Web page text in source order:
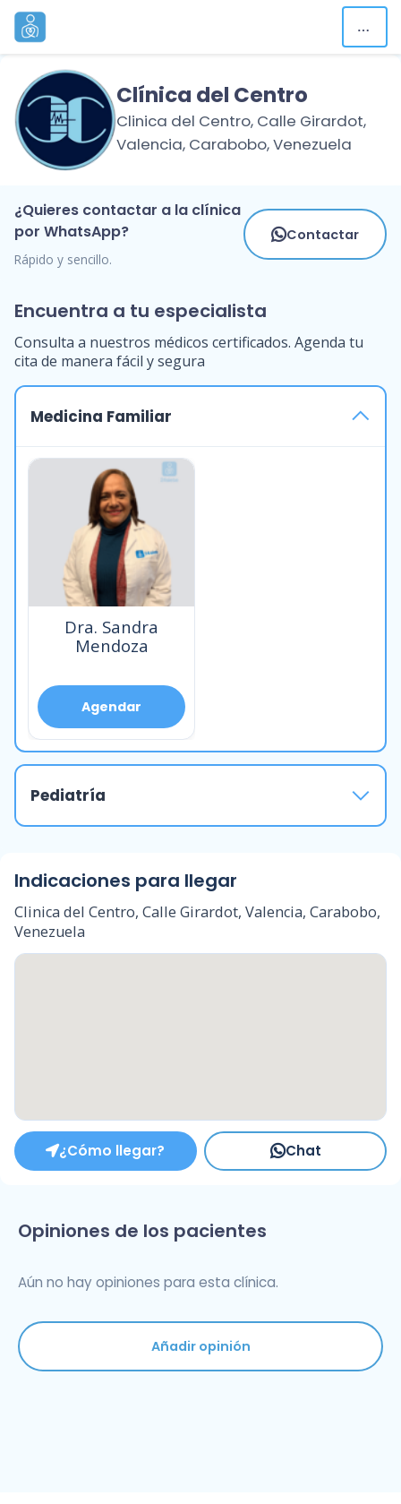
Clínica del Centro
Clinica del Centro, Calle Girardot,
Valencia, Carabobo, Venezuela
¿Quieres contactar a la clínica
por WhatsApp?
Rápido y sencillo.
Contactar
Encuentra a tu especialista
Consulta a nuestros médicos certificados. Agenda tu
cita de manera fácil y segura
Medicina Familiar
Dra. Sandra
Mendoza
Agendar
Pediatría
Indicaciones para llegar
Clinica del Centro, Calle Girardot, Valencia, Carabobo,
Venezuela
¿Cómo llegar? Chat
Opiniones de los pacientes
Aún no hay opiniones para esta clínica.
Añadir opinión